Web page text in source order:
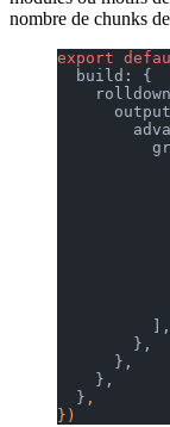
nombre de chunks
export
  build: {
          ],
        },
      },
    },
  }
,
})